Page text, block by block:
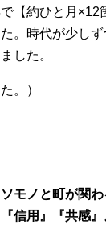
【約ひと月×12
。時代が少し
した。
。）
モノと町が関
信用』『共感』